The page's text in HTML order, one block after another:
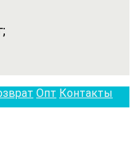
Опт Контакты